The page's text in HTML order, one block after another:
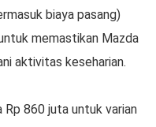
biaya pasang)
memastikan Mazda
aktivitas keseharian.
860 juta untuk varian